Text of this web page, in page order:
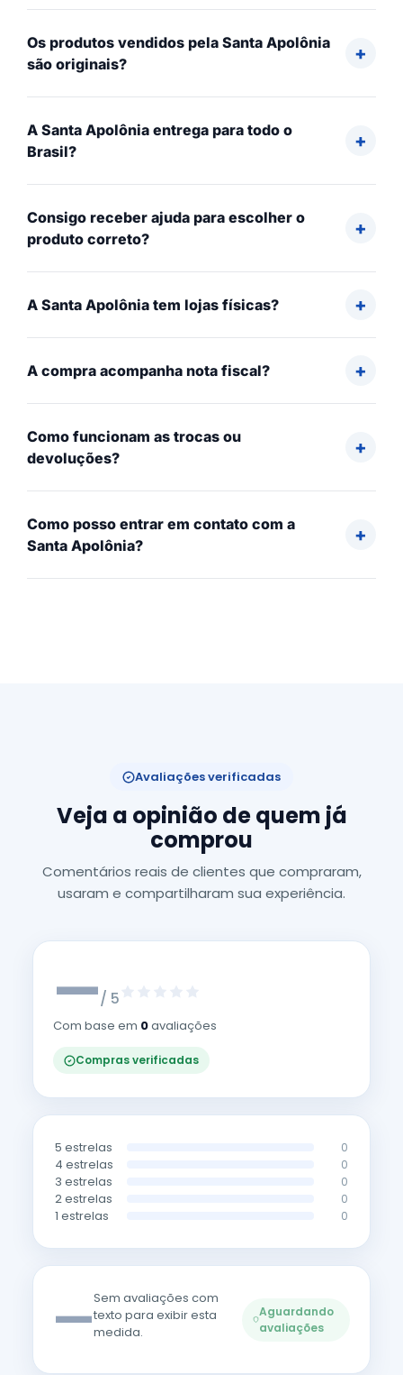
Os produtos vendidos pela Santa Apolônia
são originais?
A Santa Apolônia entrega para todo o
Brasil?
Consigo receber ajuda para escolher o
produto correto?
A Santa Apolônia tem lojas físicas?
A compra acompanha nota fiscal?
Como funcionam as trocas ou
devoluções?
Como posso entrar em contato com a
Santa Apolônia?
Avaliações verificadas
Veja a opinião de quem já
comprou
Comentários reais de clientes que compraram,
usaram e compartilharam sua experiência.
—/ 5
Com base em 0avaliações
Compras verificadas
5 estrelas 0
4 estrelas 0
3 estrelas 0
2 estrelas 0
1 estrelas 0
—Sem avaliações com
texto para exibir esta
medida.
Aguardando
avaliações